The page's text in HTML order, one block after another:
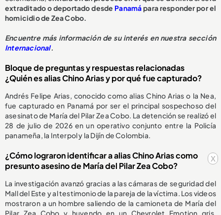
x
extraditado o deportado desde Panamápara responder por el
homicidio de Zea Cobo.
Encuentre más información de su interés en nuestra sección
Internacional.
Bloque de preguntas y respuestas relacionadas
¿Quién es alias Chino Arias y por qué fue capturado?
Andrés Felipe Arias, conocido como alias Chino Arias o la Nea,
fue capturado en Panamá por ser el principal sospechoso del
asesinato de María del Pilar Zea Cobo. La detención se realizó el
28 de julio de 2026 en un operativo conjunto entre la Policía
panameña, la Interpol y la Dijín de Colombia.
¿Cómo lograron identificar a alias Chino Arias como
presunto asesino de María del Pilar Zea Cobo?
La investigación avanzó gracias a las cámaras de seguridad del
Mall del Este y al testimonio de la pareja de la víctima. Los videos
mostraron a un hombre saliendo de la camioneta de María del
Pilar Zea Cobo y huyendo en un Chevrolet Emotion gris,